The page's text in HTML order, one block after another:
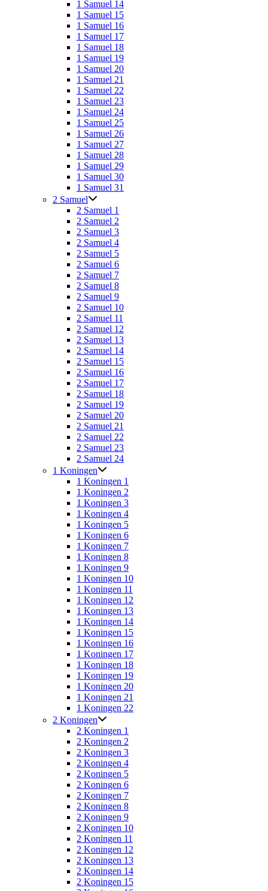
1 Samuel 14
1 Samuel 15
1 Samuel 16
1 Samuel 17
1 Samuel 18
1 Samuel 19
1 Samuel 20
1 Samuel 21
1 Samuel 22
1 Samuel 23
1 Samuel 24
1 Samuel 25
1 Samuel 26
1 Samuel 27
1 Samuel 28
1 Samuel 29
1 Samuel 30
1 Samuel 31
2 Samuel
2 Samuel 1
2 Samuel 2
2 Samuel 3
2 Samuel 4
2 Samuel 5
2 Samuel 6
2 Samuel 7
2 Samuel 8
2 Samuel 9
2 Samuel 10
2 Samuel 11
2 Samuel 12
2 Samuel 13
2 Samuel 14
2 Samuel 15
2 Samuel 16
2 Samuel 17
2 Samuel 18
2 Samuel 19
2 Samuel 20
2 Samuel 21
2 Samuel 22
2 Samuel 23
2 Samuel 24
1 Koningen
1 Koningen 1
1 Koningen 2
1 Koningen 3
1 Koningen 4
1 Koningen 5
1 Koningen 6
1 Koningen 7
1 Koningen 8
1 Koningen 9
1 Koningen 10
1 Koningen 11
1 Koningen 12
1 Koningen 13
1 Koningen 14
1 Koningen 15
1 Koningen 16
1 Koningen 17
1 Koningen 18
1 Koningen 19
1 Koningen 20
1 Koningen 21
1 Koningen 22
2 Koningen
2 Koningen 1
2 Koningen 2
2 Koningen 3
2 Koningen 4
2 Koningen 5
2 Koningen 6
2 Koningen 7
2 Koningen 8
2 Koningen 9
2 Koningen 10
2 Koningen 11
2 Koningen 12
2 Koningen 13
2 Koningen 14
2 Koningen 15